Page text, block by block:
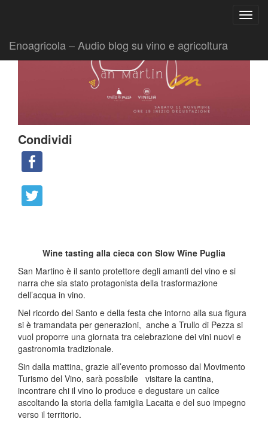
Enoagricola – Audio blog su vino e agricoltura
Condividi
Wine tasting alla cieca con Slow Wine Puglia
San Martino è il santo protettore degli amanti del vino e si
narra che sia stato protagonista della trasformazione
dell’acqua in vino.
Nel ricordo del Santo e della festa che intorno alla sua figura
si è tramandata per generazioni, anche a Trullo di Pezza si
vuol proporre una giornata tra celebrazione dei vini nuovi e
gastronomia tradizionale.
Sin dalla mattina, grazie all’evento promosso dal Movimento
Turismo del Vino, sarà possibile visitare la cantina,
incontrare chi il vino lo produce e degustare un calice
ascoltando la storia della famiglia Lacaita e del suo impegno
verso il territorio.